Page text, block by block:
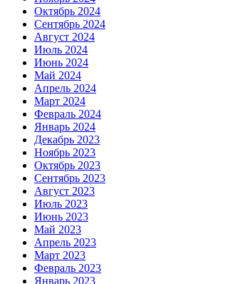
Октябрь 2024
Сентябрь 2024
Август 2024
Июль 2024
Июнь 2024
Май 2024
Апрель 2024
Март 2024
Февраль 2024
Январь 2024
Декабрь 2023
Ноябрь 2023
Октябрь 2023
Сентябрь 2023
Август 2023
Июль 2023
Июнь 2023
Май 2023
Апрель 2023
Март 2023
Февраль 2023
Январь 2023